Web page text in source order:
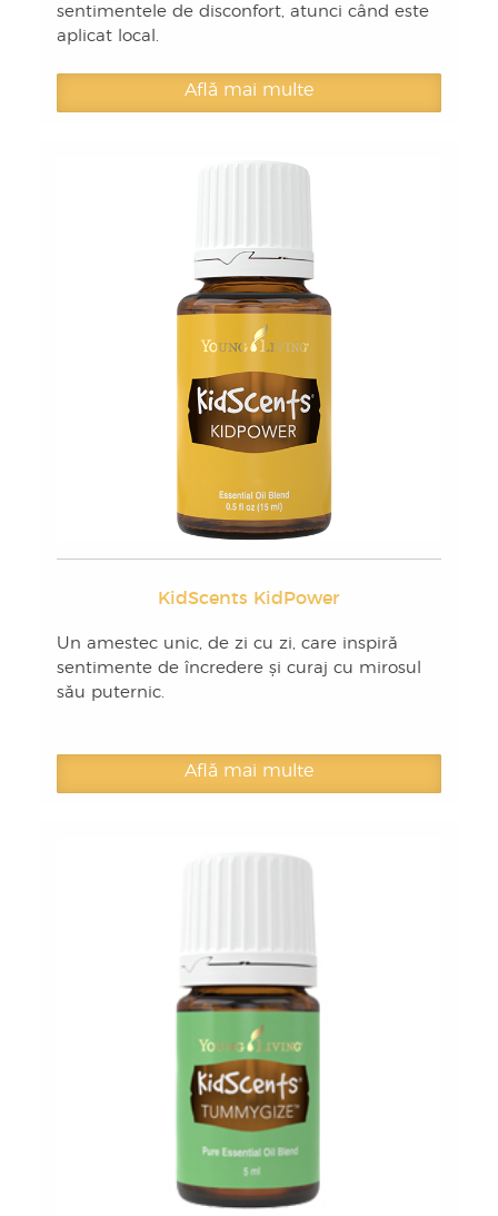
sentimentele de disconfort, atunci când este
aplicat local.
Află mai multe
KidScents KidPower
Un amestec unic, de zi cu zi, care inspiră
sentimente de încredere și curaj cu mirosul
său puternic.
Află mai multe